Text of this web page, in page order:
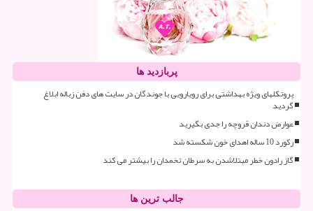
پربازدید ها
پروتکلهای ویژه بهداشتی برای رویارویی با جوندگان در سایت های دفن زباله ابلاغ
گردید
عوارض دندان قروچه را جدی بگیرید
رکورد 10 ساله اهدای خون شکسته شد
گاز رادون خطر مبتلاشدن به سرطان تخمدان را بیشتر می کند
جالب ترین ها